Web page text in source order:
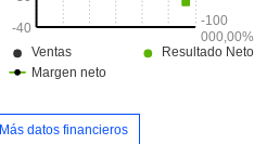
Más datos financieros